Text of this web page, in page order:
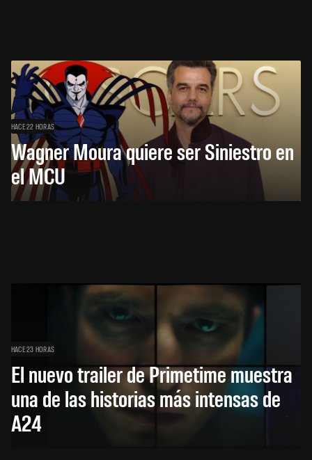
HACE 22 HORAS
Wagner Moura quiere ser Siniestro en
el MCU
HACE 23 HORAS
El nuevo trailer de Primetime muestra
una de las historias más intensas de
A24